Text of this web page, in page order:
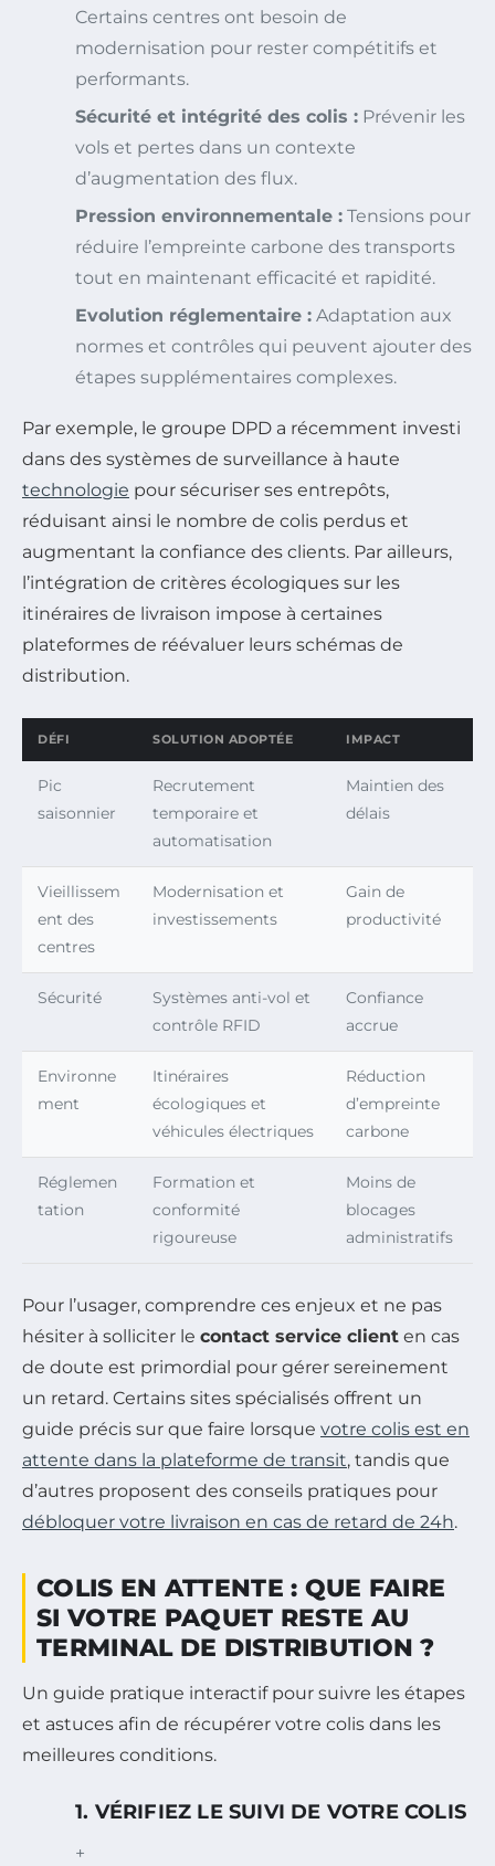
Certains centres ont besoin de
modernisation pour rester compétitifs et
performants.
Sécurité et intégrité des colis : Prévenir les
vols et pertes dans un contexte
d’augmentation des flux.
Pression environnementale : Tensions pour
réduire l’empreinte carbone des transports
tout en maintenant efficacité et rapidité.
Evolution réglementaire : Adaptation aux
normes et contrôles qui peuvent ajouter des
étapes supplémentaires complexes.
Par exemple, le groupe DPD a récemment investi
dans des systèmes de surveillance à haute
technologie pour sécuriser ses entrepôts,
réduisant ainsi le nombre de colis perdus et
augmentant la confiance des clients. Par ailleurs,
l’intégration de critères écologiques sur les
itinéraires de livraison impose à certaines
plateformes de réévaluer leurs schémas de
distribution.
DÉFI SOLUTION ADOPTÉE IMPACT
Pic
saisonnier
Recrutement
temporaire et
automatisation
Maintien des
délais
Vieillissem
ent des
centres
Modernisation et
investissements
Gain de
productivité
Sécurité
Systèmes anti-vol et
contrôle RFID
Confiance
accrue
Environne
ment
Itinéraires
écologiques et
véhicules électriques
Réduction
d’empreinte
carbone
Réglemen
tation
Formation et
conformité
rigoureuse
Moins de
blocages
administratifs
Pour l’usager, comprendre ces enjeux et ne pas
hésiter à solliciter le contact service client en cas
de doute est primordial pour gérer sereinement
un retard. Certains sites spécialisés offrent un
guide précis sur que faire lorsque votre colis est en
attente dans la plateforme de transit, tandis que
d’autres proposent des conseils pratiques pour
débloquer votre livraison en cas de retard de 24h.
COLIS EN ATTENTE : QUE FAIRE
SI VOTRE PAQUET RESTE AU
TERMINAL DE DISTRIBUTION ?
Un guide pratique interactif pour suivre les étapes
et astuces afin de récupérer votre colis dans les
meilleures conditions.
1. VÉRIFIEZ LE SUIVI DE VOTRE COLIS
+